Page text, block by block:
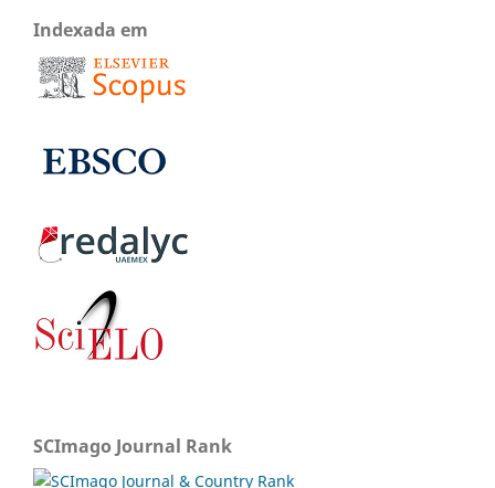
Indexada em
SCImago Journal Rank